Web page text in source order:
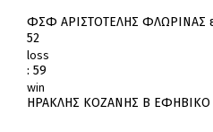
ΦΣΦ ΑΡΙΣΤΟΤΕΛΗΣ ΦΛΩΡΙΝΑΣ
52
loss
: 59
win
ΗΡΑΚΛΗΣ ΚΟΖΑΝΗΣ Β ΕΦΗΒΙΚΟ